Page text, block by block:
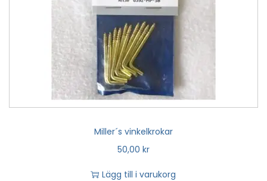
Miller´s vinkelkrokar
50,00 kr
Lägg till i varukorg